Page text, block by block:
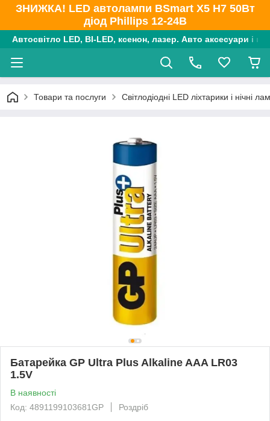
ЗНИЖКА! LED автолампи BSmart X5 H7 50Вт
діод Phillips 12-24В
Автосвітло LED, BI-LED, ксенон, лазер. Авто аксесуари і
Товари та послуги Світлодіодні LED ліхтарики і нічні
Батарейка GP Ultra Plus Alkaline AAA LR03
1.5V
В наявності
Код: 4891199103681GP
Роздріб